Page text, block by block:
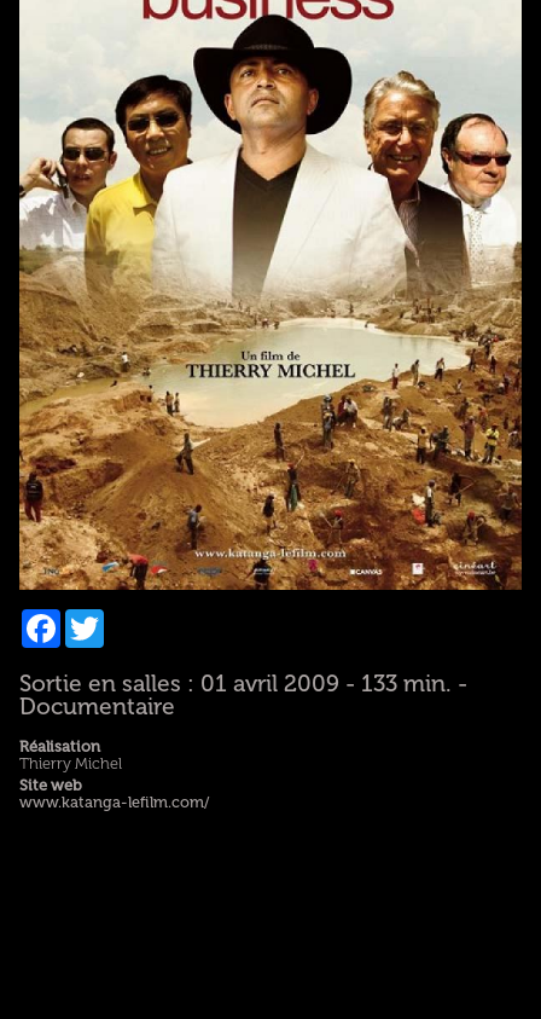
Facebook
Twitter
Sortie en salles : 01 avril 2009 - 133 min. -
Documentaire
Réalisation
Thierry Michel
Site web
www.katanga-lefilm.com/